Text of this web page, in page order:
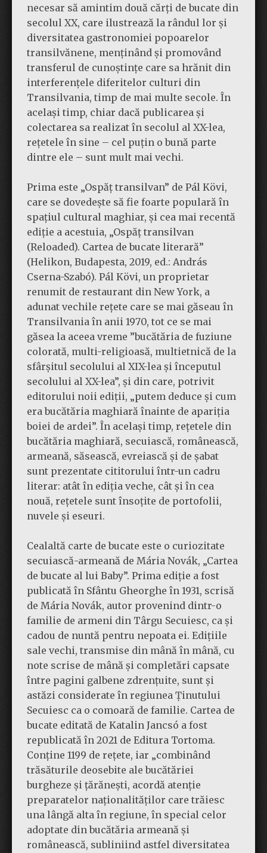
necesar să amintim două cărți de bucate din
secolul XX, care ilustrează la rândul lor și
diversitatea gastronomiei popoarelor
transilvănene, menținând și promovând
transferul de cunoștințe care sa hrănit din
interferențele diferitelor culturi din
Transilvania, timp de mai multe secole. În
același timp, chiar dacă publicarea și
colectarea sa realizat în secolul al XX-lea,
rețetele în sine – cel puțin o bună parte
dintre ele – sunt mult mai vechi.
Prima este „Ospăț transilvan” de Pál Kövi,
care se dovedește să fie foarte populară în
spațiul cultural maghiar, și cea mai recentă
ediție a acestuia, „Ospăț transilvan
(Reloaded). Cartea de bucate literară”
(Helikon, Budapesta, 2019, ed.: András
Cserna-Szabó). Pál Kövi, un proprietar
renumit de restaurant din New York, a
adunat vechile rețete care se mai găseau în
Transilvania în anii 1970, tot ce se mai
găsea la aceea vreme ”bucătăria de fuziune
colorată, multi-religioasă, multietnică de la
sfârșitul secolului al XIX-lea și începutul
secolului al XX-lea”, și din care, potrivit
editorului noii ediții, „putem deduce și cum
era bucătăria maghiară înainte de apariția
boiei de ardei”. În același timp, rețetele din
bucătăria maghiară, secuiască, românească,
armeană, săsească, evreiască și de șabat
sunt prezentate cititorului într-un cadru
literar: atât în ​​ediția veche, cât și în cea
nouă, rețetele sunt însoțite de portofolii,
nuvele și eseuri.
Cealaltă carte de bucate este o curiozitate
secuiască-armeană de Mária Novák, „Cartea
de bucate al lui Baby”. Prima ediție a fost
publicată în Sfântu Gheorghe în 1931, scrisă
de Mária Novák, autor provenind dintr-o
familie de armeni din Târgu Secuiesc, ca și
cadou de nuntă pentru nepoata ei. Edițiile
sale vechi, transmise din mână în mână, cu
note scrise de mână și completări capsate
între pagini galbene zdrențuite, sunt și
astăzi considerate în regiunea Ținutului
Secuiesc ca o comoară de familie. Cartea de
bucate editată de Katalin Jancsó a fost
republicată în 2021 de Editura Tortoma.
Conține 1199 de rețete, iar „combinând
trăsăturile deosebite ale bucătăriei
burgheze și țărănești, acordă atenție
preparatelor naționalităților care trăiesc
una lângă alta în regiune, în special celor
adoptate din bucătăria armeană și
românească, subliniind astfel diversitatea